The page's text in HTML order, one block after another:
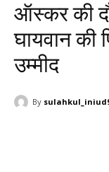
ऑस्कर की
घायवान की
उम्मीद
By